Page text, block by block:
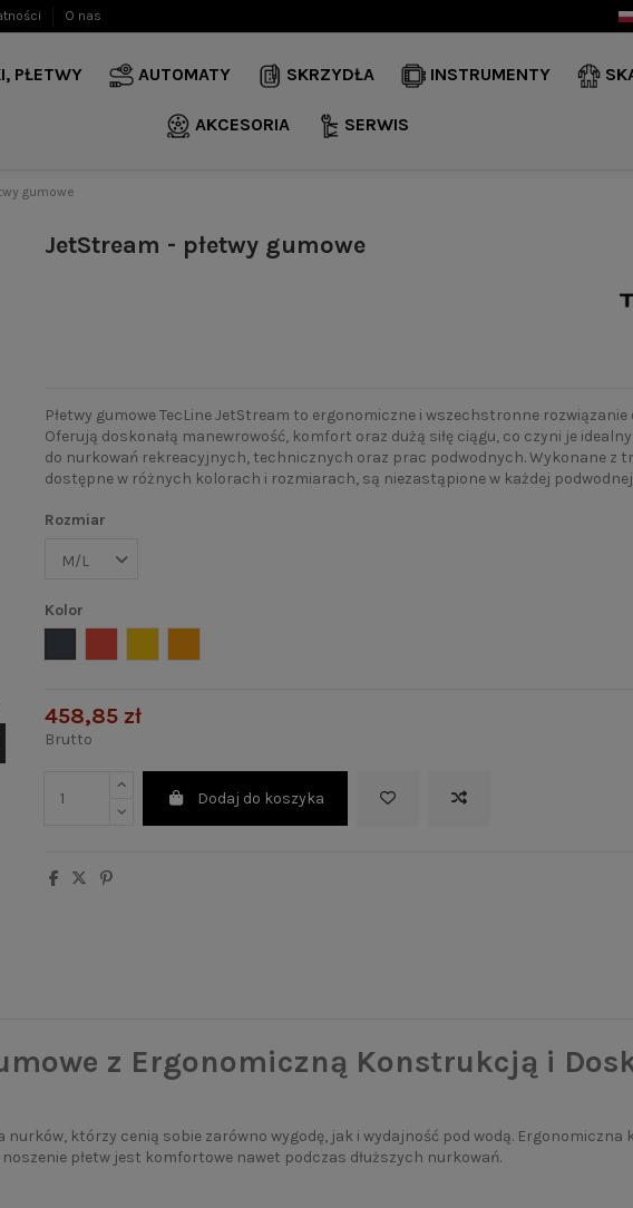
O nas
PŁETWY AUTOMATY SKRZYDŁA INSTRUMENTY
AKCESORIA SERWIS
gumowe
JetStream - płetwy gumowe
Płetwy gumowe TecLine JetStream to ergonomiczne i wszechstronne rozwiązanie
Oferują doskonałą manewrowość, komfort oraz dużą siłę ciągu, co czyni je
do nurkowań rekreacyjnych, technicznych oraz prac podwodnych. Wykonane z
dostępne w różnych kolorach i rozmiarach, są niezastąpione w każdej
Rozmiar
Kolor
458,85 zł
Brutto
Dodaj do koszyka
z Ergonomiczną Konstrukcją i
nurków, którzy cenią sobie zarówno wygodę, jak i wydajność pod wodą.
płetw jest komfortowe nawet podczas dłuższych nurkowań.